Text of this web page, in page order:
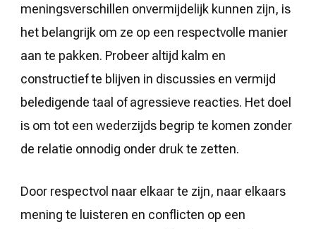
meningsverschillen onvermijdelijk kunnen zijn, is
het belangrijk om ze op een respectvolle manier
aan te pakken. Probeer altijd kalm en
constructief te blijven in discussies en vermijd
beledigende taal of agressieve reacties. Het doel
is om tot een wederzijds begrip te komen zonder
de relatie onnodig onder druk te zetten.
Door respectvol naar elkaar te zijn, naar elkaars
mening te luisteren en conflicten op een